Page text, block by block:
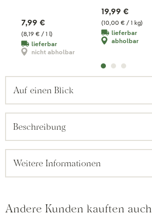
(8,19 € / 1 l)
7,99 €
lieferbar
nicht abholbar
(10,00 € / 1 kg)
19,99 €
lieferbar
abholbar
Auf einen Blick
Beschreibung
Weitere Informationen
Andere Kunden kauften auch